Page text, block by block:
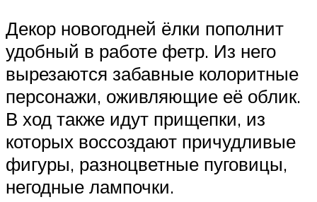
Декор новогодней ёлки пополнит
удобный в работе фетр. Из него
вырезаются забавные колоритные
персонажи, оживляющие её облик.
В ход также идут прищепки, из
которых воссоздают причудливые
фигуры, разноцветные пуговицы,
негодные лампочки.